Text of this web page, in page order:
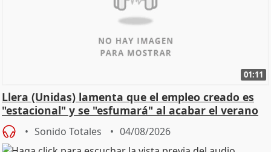
01:11
Llera (Unidas) lamenta que el empleo creado es
"estacional" y se "esfumará" al acabar el verano
Sonido Totales 04/08/2026